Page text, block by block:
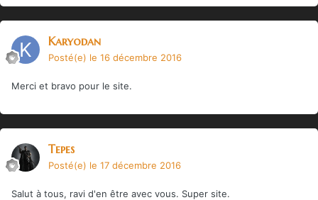
Karyodan
Posté(e) le 16 décembre 2016
Merci et bravo pour le site.
Tepes
Posté(e) le 17 décembre 2016
Salut à tous, ravi d'en être avec vous. Super site.